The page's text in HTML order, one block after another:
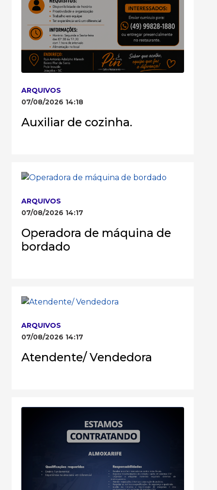
ARQUIVOS
07/08/2026 14:18
Auxiliar de cozinha.
ARQUIVOS
07/08/2026 14:17
Operadora de máquina de
bordado
ARQUIVOS
07/08/2026 14:17
Atendente/ Vendedora